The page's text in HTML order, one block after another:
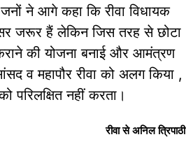
ने आगे कहा कि रीवा विधायक
जरूर हैं लेकिन जिस तरह से छोटा
की योजना बनाई और आमंत्रण
व महापौर रीवा को अलग किया ,
परिलक्षित नहीं करता।
रीवा से अनिल त्रिपाठी